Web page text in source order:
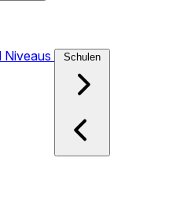
Niveaus
Schulen